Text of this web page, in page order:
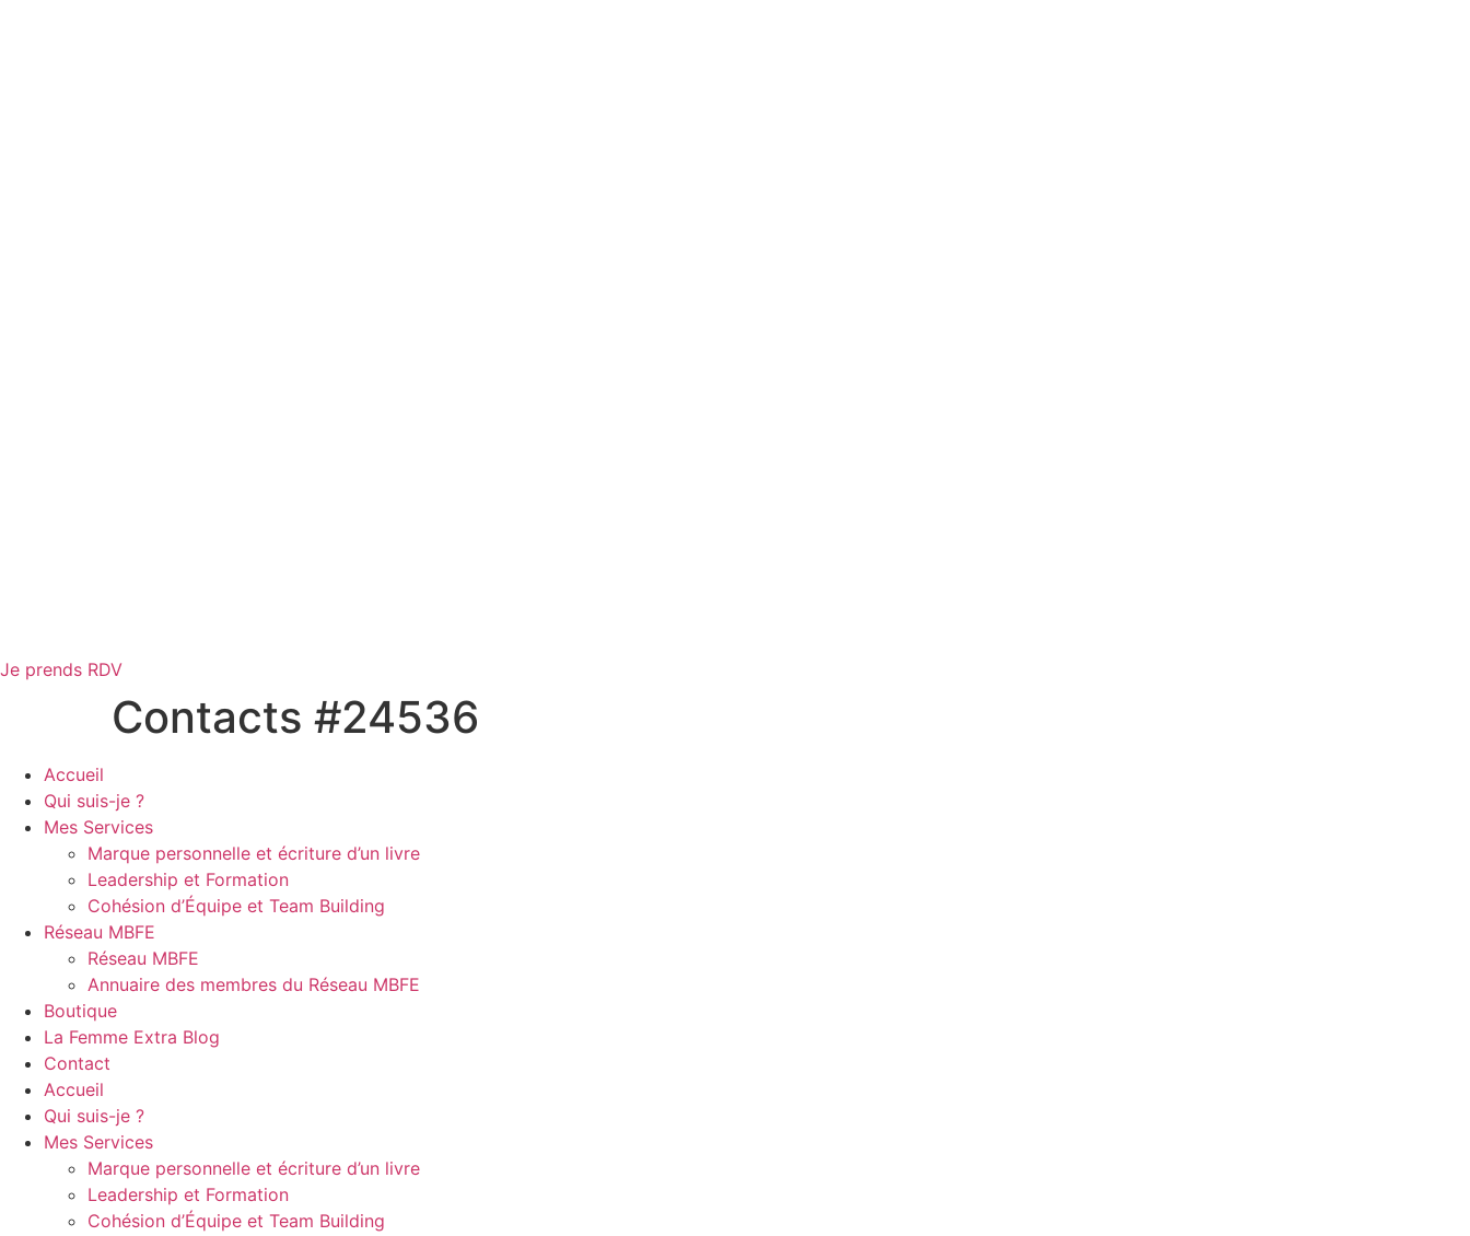
Je prends RDV
Contacts #24536
Accueil
Qui suis-je ?
Mes Services
Marque personnelle et écriture d’un livre
Leadership et Formation
Cohésion d’Équipe et Team Building
Réseau MBFE
Réseau MBFE
Annuaire des membres du Réseau MBFE
Boutique
La Femme Extra Blog
Contact
Accueil
Qui suis-je ?
Mes Services
Marque personnelle et écriture d’un livre
Leadership et Formation
Cohésion d’Équipe et Team Building